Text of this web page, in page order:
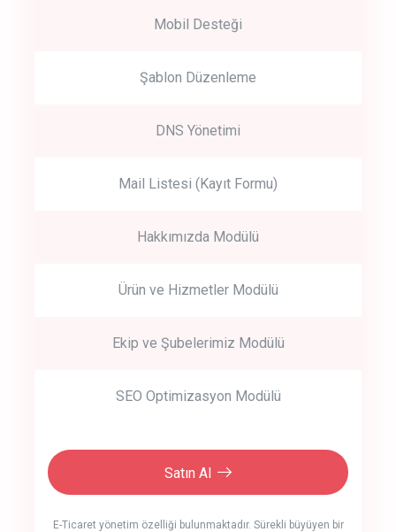
Mobil Desteği
Şablon Düzenleme
DNS Yönetimi
Mail Listesi (Kayıt Formu)
Hakkımızda Modülü
Ürün ve Hizmetler Modülü
Ekip ve Şubelerimiz Modülü
SEO Optimizasyon Modülü
Satın Al
E-Ticaret yönetim özelliği bulunmaktadır. Sürekli büyüyen bir